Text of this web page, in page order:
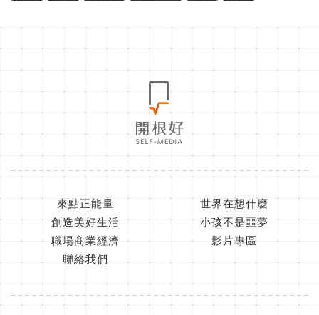
來點正能量
世界在想什麼
創造美好生活
小孩不是噩夢
職場商業經濟
影片專區
聯絡我們